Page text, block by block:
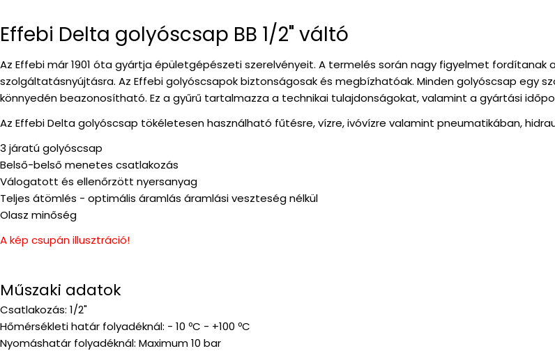
Effebi Delta golyóscsap BB 1/2" váltó
Az Effebi már 1901 óta gyártja épületgépészeti szerelvényeit. A termelés során nagy figyelmet
szolgáltatásnyújtásra. Az Effebi golyóscsapok biztonságosak és megbízhatóak. Minden golyóscsap egy
könnyedén beazonosítható. Ez a gyűrű tartalmazza a technikai tulajdonságokat, valamint a gyártási
Az Effebi Delta golyóscsap tökéletesen használható fűtésre, vízre, ivóvízre valamint pneumatikában,
3 járatú golyóscsap
Belső-belső menetes csatlakozás
Válogatott és ellenőrzött nyersanyag
Teljes átömlés - optimális áramlás áramlási veszteség nélkül
Olasz minőség
A kép csupán illusztráció!
Műszaki adatok
Csatlakozás: 1/2"
Hőmérsékleti határ folyadéknál: - 10 ºC - +100 ºC
Nyomáshatár folyadéknál: Maximum 10 bar